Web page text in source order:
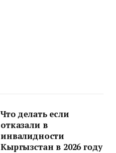
Что делать если
отказали в
инвалидности
Кыргызстан в 2026 году